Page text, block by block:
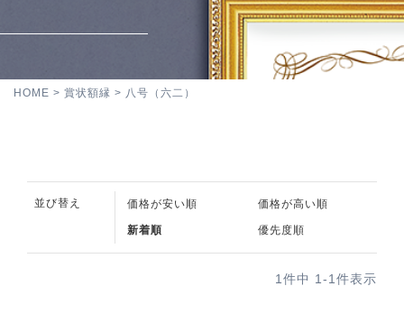
HOME 賞状額縁 八号（六二）
並び替え 価格が安い順 価格が高い順
新着順 優先度順
1 件中 1 -1 件表示